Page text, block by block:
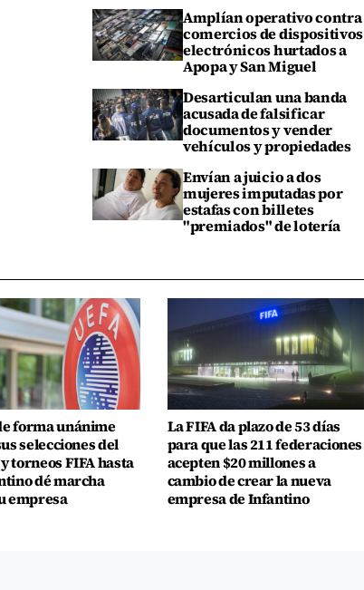
Amplían operativo contra
comercios de dispositivos
electrónicos hurtados a
Apopa y San Miguel
Desarticulan una banda
acusada de falsificar
documentos y vender
vehículos y propiedades
Envían a juicio a dos
mujeres imputadas por
estafas con billetes
"premiados" de lotería
forma unánime
selecciones del
torneos FIFA hasta
dé marcha
empresa
La FIFA da plazo de 53 días
para que las 211 federaciones
acepten $20 millones a
cambio de crear la nueva
empresa de Infantino